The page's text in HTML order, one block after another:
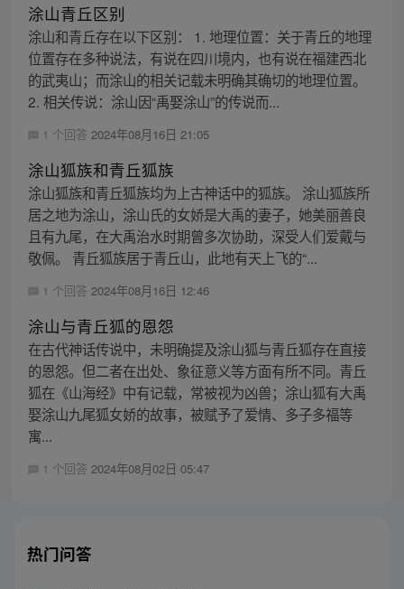
涂山青丘区别
涂山和青丘存在以下区别： 1. 地理位置：关于青丘的地理
位置存在多种说法，有说在四川境内，也有说在福建西北
的武夷山；而涂山的相关记载未明确其确切的地理位置。
2. 相关传说：涂山因“禹娶涂山”的传说而...
1 个回答 2024年08月16日 21:05
涂山狐族和青丘狐族
涂山狐族和青丘狐族均为上古神话中的狐族。 涂山狐族所
居之地为涂山，涂山氏的女娇是大禹的妻子，她美丽善良
且有九尾，在大禹治水时期曾多次协助，深受人们爱戴与
敬佩。 青丘狐族居于青丘山，此地有天上飞的“...
1 个回答 2024年08月16日 12:46
涂山与青丘狐的恩怨
在古代神话传说中，未明确提及涂山狐与青丘狐存在直接
的恩怨。但二者在出处、象征意义等方面有所不同。青丘
狐在《山海经》中有记载，常被视为凶兽；涂山狐有大禹
娶涂山九尾狐女娇的故事，被赋予了爱情、多子多福等
寓...
1 个回答 2024年08月02日 05:47
热门问答